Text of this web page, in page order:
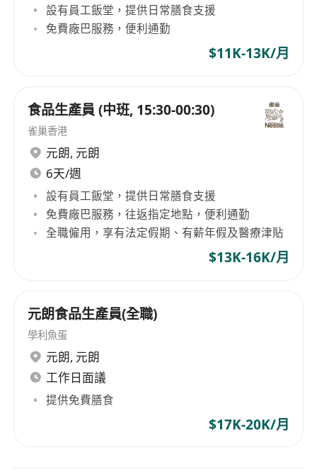
設有員工飯堂，提供日常膳食支援
免費廠巴服務，便利通勤
$11K-13K/月
食品生產員 (中班, 15:30-00:30)
雀巢香港
元朗, 元朗
6天/週
設有員工飯堂，提供日常膳食支援
免費廠巴服務，往返指定地點，便利通勤
全職僱用，享有法定假期、有薪年假及醫療津貼
$13K-16K/月
元朗食品生產員(全職)
學利魚蛋
元朗, 元朗
工作日面議
提供免費膳食
$17K-20K/月